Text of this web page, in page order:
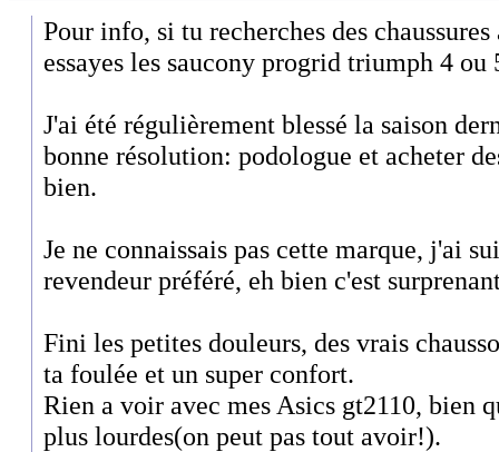
Pour info, si tu recherches des
essayes les saucony progrid triumph 4 ou
J'ai été régulièrement blessé la saison
bonne résolution: podologue et acheter
bien.
Je ne connaissais pas cette marque, j'ai
revendeur préféré, eh bien c'est
Fini les petites douleurs, des vrais
ta foulée et un super confort.
Rien a voir avec mes Asics gt2110, bien
plus lourdes(on peut pas tout avoir!).